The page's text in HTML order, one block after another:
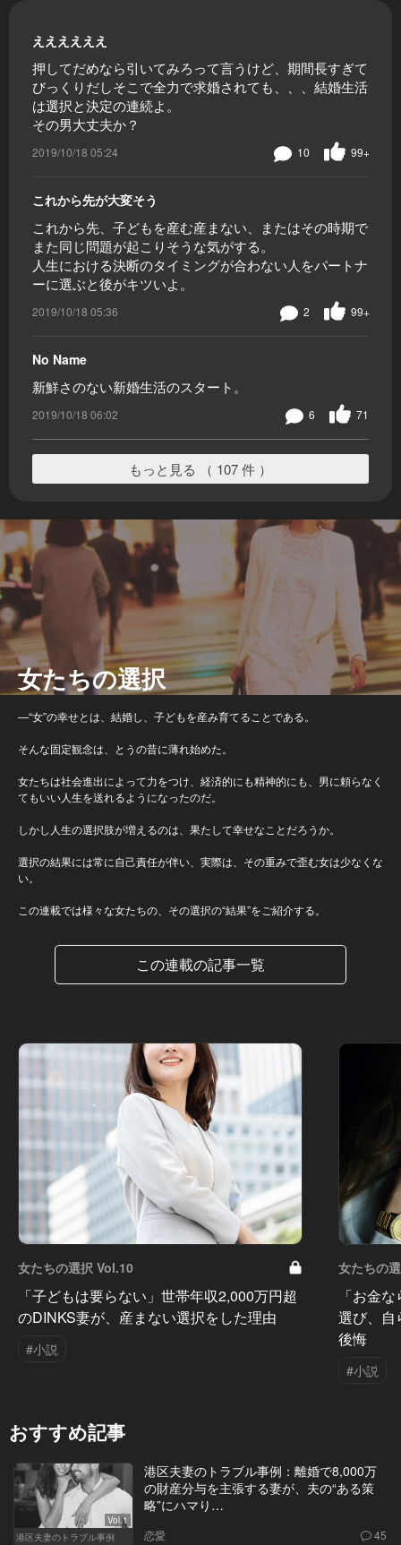
ええええええ
押してだめなら引いてみろって言うけど、期間長すぎて
びっくりだしそこで全力で求婚されても、、、結婚生活
は選択と決定の連続よ。
その男大丈夫か？
2019/10/18 05:24 99+
10
これから先が大変そう
これから先、子どもを産む産まない、またはその時期で
また同じ問題が起こりそうな気がする。
人生における決断のタイミングが合わない人をパートナ
ーに選ぶと後がキツいよ。
2019/10/18 05:36 99+
2
No Name
新鮮さのない新婚生活のスタート。
2019/10/18 06:02 71
6
もっと見る （ 107 件 ）
女たちの選択
—“女”の幸せとは、結婚し、子どもを産み育てることである。
そんな固定観念は、とうの昔に薄れ始めた。
女たちは社会進出によって力をつけ、経済的にも精神的にも、男に頼らなく
てもいい人生を送れるようになったのだ。
しかし人生の選択肢が増えるのは、果たして幸せなことだろうか。
選択の結果には常に自己責任が伴い、実際は、その重みで歪む女は少なくな
い。
この連載では様々な女たちの、その選択の“結果”をご紹介する。
この連載の記事一覧
女たちの選択 Vol.10
「子どもは要らない」世帯年収2,000万円超
のDINKS妻が、産まない選択をした理由
#小説
女たちの
「お金
選び、自
後悔
#小説
おすすめ記事
Vol.1
港区夫妻のトラブル事例
港区夫妻のトラブル事例：離婚で8,000万
の財産分与を主張する妻が、夫の“ある策
略”にハマり…
恋愛 45